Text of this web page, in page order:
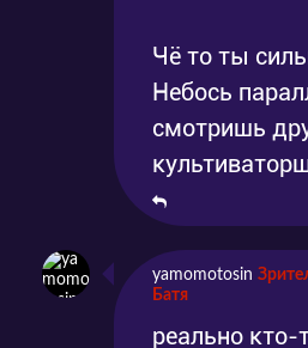
Чё то ты
Небось
смотришь
yamomotosin
Батя
реально кто-